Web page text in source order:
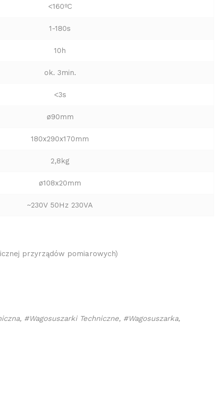
<160ºC
1-180s
10h
ok. 3min.
<3s
ø90mm
180x290x170mm
2,8kg
ø108x20mm
~230V 50Hz 230VA
przyrządów pomiarowych)
#Wagosuszarki Techniczne, #Wagosuszarka,